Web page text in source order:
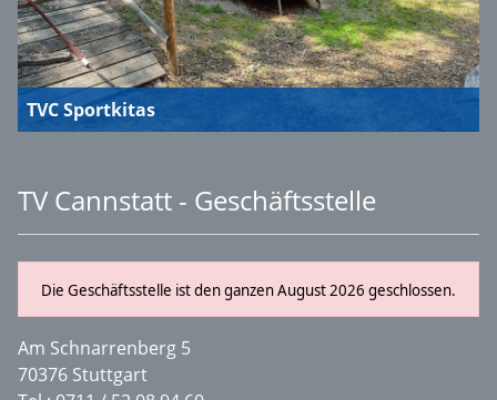
TVC Sportkitas
TV Cannstatt - Geschäftsstelle
Die Geschäftsstelle ist den ganzen August 2026 geschlossen.
Am Schnarrenberg 5
70376 Stuttgart